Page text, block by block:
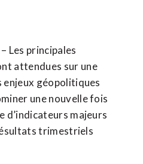
Les principales
attendues sur une
géopolitiques
une nouvelle fois
d’indicateurs majeurs
trimestriels